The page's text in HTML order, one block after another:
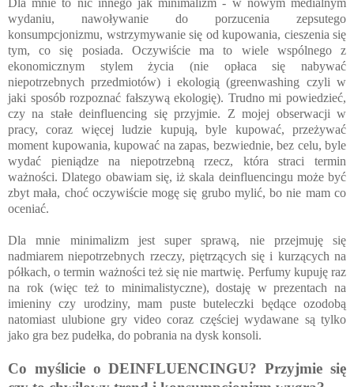
Dla mnie to nic innego jak minimalizm - w nowym medialnym
wydaniu, nawoływanie do porzucenia zepsutego
konsumpcjonizmu, wstrzymywanie się od kupowania, cieszenia się
tym, co się posiada. Oczywiście ma to wiele wspólnego z
ekonomicznym stylem życia (nie opłaca się nabywać
niepotrzebnych przedmiotów) i ekologią (greenwashing czyli w
jaki sposób rozpoznać fałszywą ekologię). Trudno mi powiedzieć,
czy na stałe deinfluencing się przyjmie. Z mojej obserwacji w
pracy, coraz więcej ludzie kupują, byle kupować, przeżywać
moment kupowania, kupować na zapas, bezwiednie, bez celu, byle
wydać pieniądze na niepotrzebną rzecz, która straci termin
ważności. Dlatego obawiam się, iż skala deinfluencingu może być
zbyt mała, choć oczywiście mogę się grubo mylić, bo nie mam co
oceniać.
Dla mnie minimalizm jest super sprawą, nie przejmuję się
nadmiarem niepotrzebnych rzeczy, piętrzących się i kurzących na
półkach, o termin ważności też się nie martwię. Perfumy kupuję raz
na rok (więc też to minimalistyczne), dostaję w prezentach na
imieniny czy urodziny, mam puste buteleczki będące ozodobą
natomiast ulubione gry video coraz częściej wydawane są tylko
jako gra bez pudełka, do pobrania na dysk konsoli.
Co myślicie o DEINFLUENCINGU? Przyjmie się